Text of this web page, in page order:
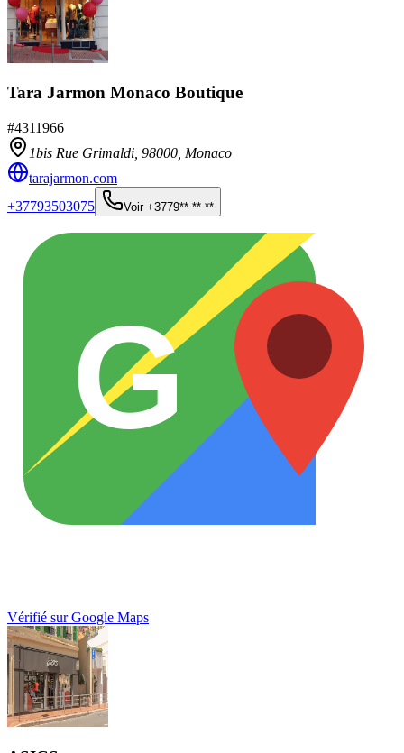
Tara Jarmon Monaco Boutique
#4311966
1bis Rue Grimaldi, 98000 Monaco
tarajarmon.com
+37793503075
Voir +3779** ** **
G
Vérifié sur Google Maps